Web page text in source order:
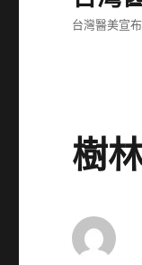
台灣醫美宣
樹